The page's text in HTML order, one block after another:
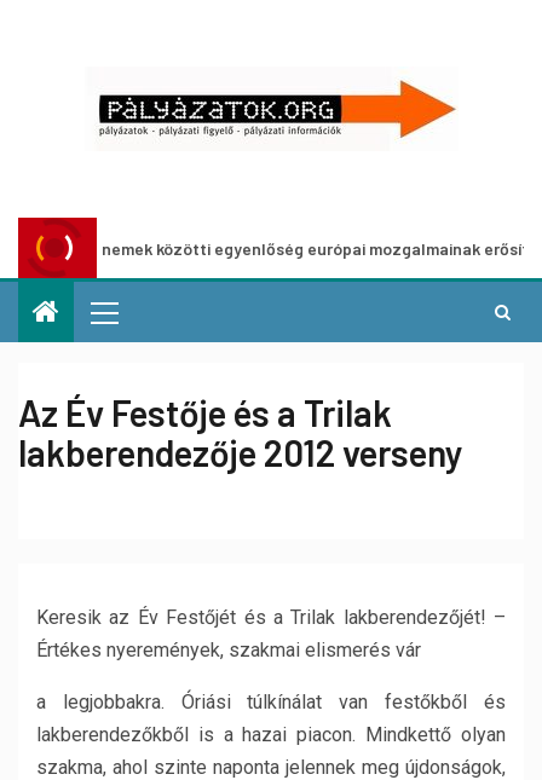
közötti egyenlőség európai mozgalmainak erősítésére
Az Év Festője és a Trilak
lakberendezője 2012 verseny
Keresik az Év Festőjét és a Trilak lakberendezőjét! –
Értékes nyeremények, szakmai elismerés vár
a legjobbakra. Óriási túlkínálat van festőkből és
lakberendezőkből is a hazai piacon. Mindkettő olyan
szakma, ahol szinte naponta jelennek meg újdonságok,